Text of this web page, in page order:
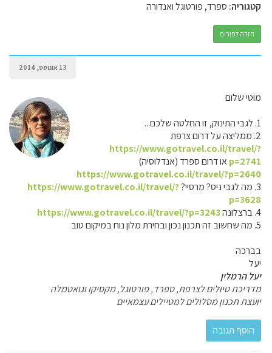
קטגוריה: ספרד, פורטוגל ואנדורה
חזרה לפורום
13 אוגוסט, 2014
מוטי שלום
1. לגבי התינוק, זו החלטה שלכם...
2. ממליצה על דרום צרפת
https://www.gotravel.co.il/travel/?
p=2741או דרום ספרד (אנדלוסיה)
https://www.gotravel.co.il/travel/?p=2640
3. מה לגבי ניס? מרסיי?
https://www.gotravel.co.il/travel/?
p=3628
4. ברצלונה
https://www.gotravel.co.il/travel/?p=3243
5. מה שחשוב זה תכנון נכון ובחירת מלון נוח במיקום טוב
בברכה
יעל
יעל הרמלין
מדריכת טיולים לצרפת, ספרד, פורטוגל, מקסיקו וגואטמלה
יועצת תכנון מסלולים למטיילים עצמאיים